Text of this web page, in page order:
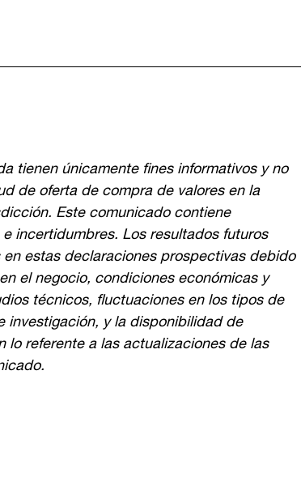
tienen únicamente fines informativos y no
de oferta de compra de valores en la
Este comunicado contiene
incertidumbres. Los resultados futuros
estas declaraciones prospectivas debido
el negocio, condiciones económicas y
técnicos, fluctuaciones en los tipos de
y la disponibilidad de
referente a las actualizaciones de las